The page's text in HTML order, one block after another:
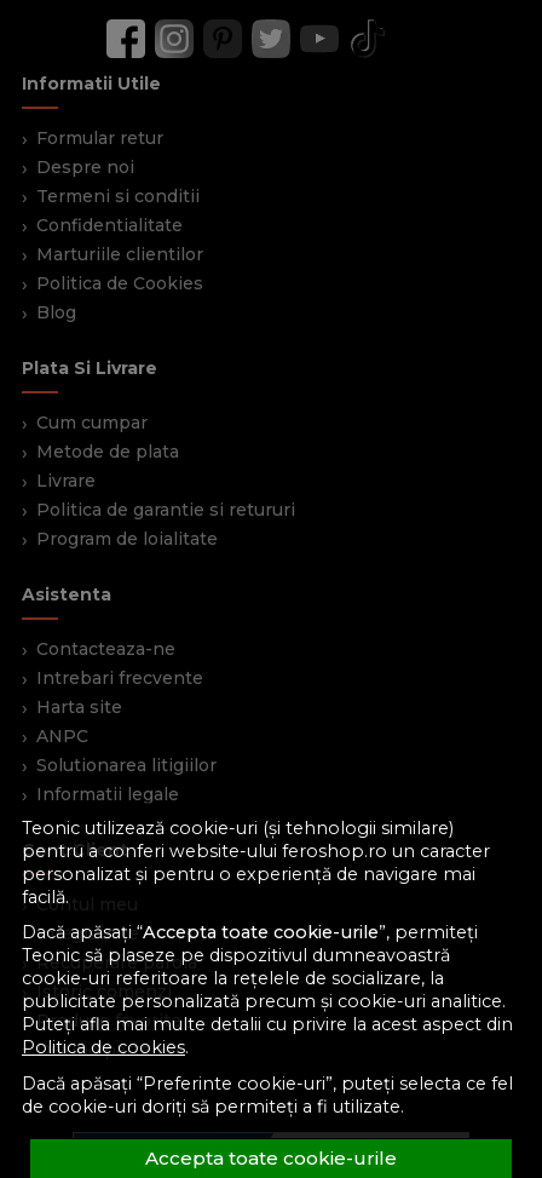
Teonic utilizează cookie-uri (și tehnologii similare)
pentru a conferi website-ului feroshop.ro un caracter
personalizat și pentru o experiență de navigare mai
facilă.
Dacă apăsați “Accepta toate cookie-urile”, permiteți
Teonic să plaseze pe dispozitivul dumneavoastră
cookie-uri referitoare la rețelele de socializare, la
publicitate personalizată precum și cookie-uri analitice.
Puteți afla mai multe detalii cu privire la acest aspect din
Politica de cookies.
Dacă apăsați “Preferinte cookie-uri”, puteți selecta ce fel
de cookie-uri doriți să permiteți a fi utilizate.
Accepta toate cookie-urile
Informatii Utile
Formular retur
Despre noi
Termeni si conditii
Confidentialitate
Marturiile clientilor
Politica de Cookies
Blog
Plata Si Livrare
Cum cumpar
Metode de plata
Livrare
Politica de garantie si retururi
Program de loialitate
Asistenta
Contacteaza-ne
Intrebari frecvente
Harta site
ANPC
Solutionarea litigiilor
Informatii legale
Cont Client
Contul meu
Inregistrare
Recuperare parola
Istoric comenzi
Produse favorite
Devino partener